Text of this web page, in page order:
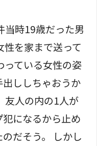
当時19歳だった男
を家まで送って
っている女性の姿
ししちゃおうか
友人の内の1人が
犯になるから止め
だそう。 しかし